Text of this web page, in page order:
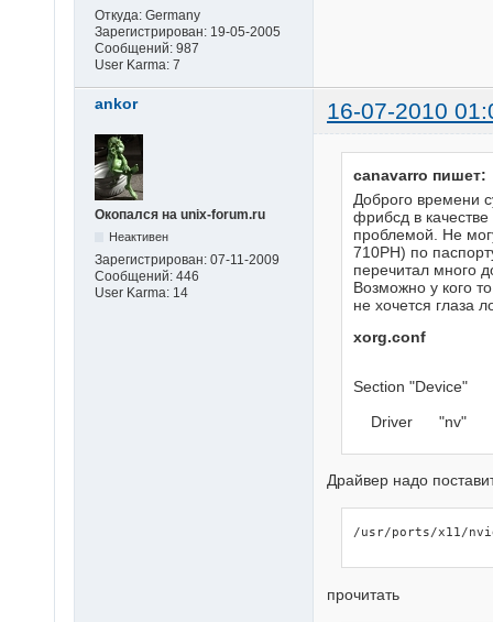
Откуда: Germany
Зарегистрирован: 19-05-2005
Сообщений: 987
User Karma: 7
ankor 16-07-2010
Окопался на unix-forum.ru
Неактивен
Зарегистрирован: 07-11-2009
Сообщений: 446
User Karma: 14
canavarro пишет:
Доброго времени
фрибсд в качестве
проблемой. Не
710PH) по
перечитал много
Возможно у кого
не хочется глаза
xorg.conf
Section "Device"
Driver "nv"
Драйвер надо
/usr/ports/x11/
прочитать